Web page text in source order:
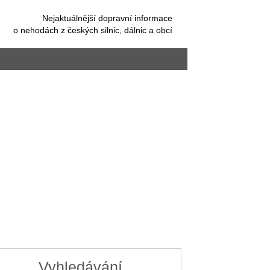
Nejaktuálnější dopravní informace
o nehodách z českých silnic, dálnic a obcí